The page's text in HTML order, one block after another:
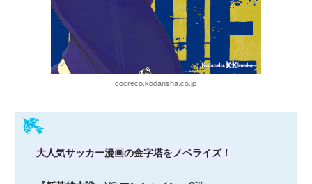
cocreco.kodansha.co.jp
大人気サッカー漫画の金字塔をノベライズ！